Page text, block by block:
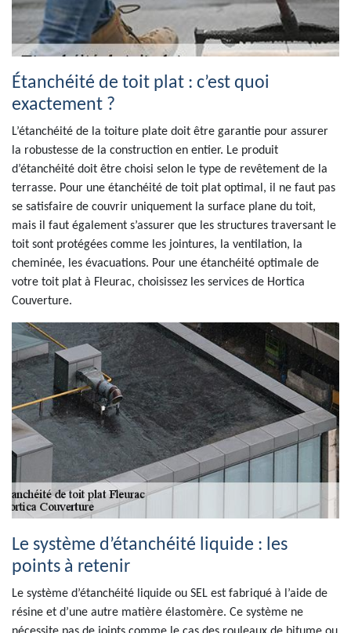
Étanchéité de toit plat : c’est quoi
exactement ?
L’étanchéité de la toiture plate doit être garantie pour assurer
la robustesse de la construction en entier. Le produit
d’étanchéité doit être choisi selon le type de revêtement de la
terrasse. Pour une étanchéité de toit plat optimal, il ne faut pas
se satisfaire de couvrir uniquement la surface plane du toit,
mais il faut également s’assurer que les structures traversant le
toit sont protégées comme les jointures, la ventilation, la
cheminée, les évacuations. Pour une étanchéité optimale de
votre toit plat à Fleurac, choisissez les services de Hortica
Couverture.
Le système d’étanchéité liquide : les
points à retenir
Le système d’étanchéité liquide ou SEL est fabriqué à l’aide de
résine et d’une autre matière élastomère. Ce système ne